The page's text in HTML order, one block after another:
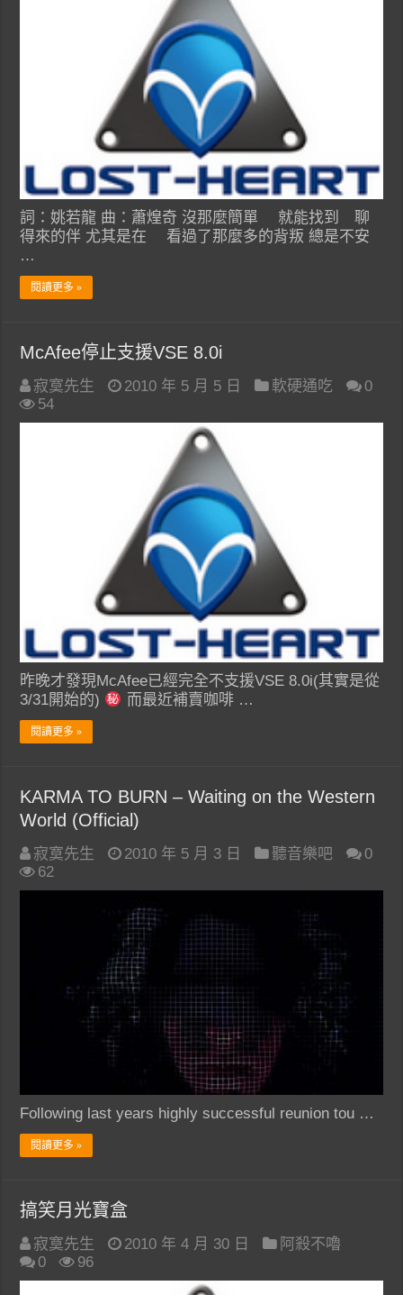
詞：姚若龍 曲：蕭煌奇 沒那麼簡單 就能找到 聊
得來的伴 尤其是在 看過了那麼多的背叛 總是不安
…
閱讀更多 »
McAfee停止支援VSE 8.0i
寂寞先生 2010 年 5 月 5 日 軟硬通吃
0
54
昨晚才發現McAfee已經完全不支援VSE 8.0i(其實是從
3/31開始的)
而最近補賣咖啡 …
閱讀更多 »
KARMA TO BURN – Waiting on the Western
World (Official)
寂寞先生 2010 年 5 月 3 日 聽音樂吧
0
62
Following last years highly successful reunion tou …
閱讀更多 »
搞笑月光寶盒
寂寞先生 2010 年 4 月 30 日
阿殺不嚕
0
96